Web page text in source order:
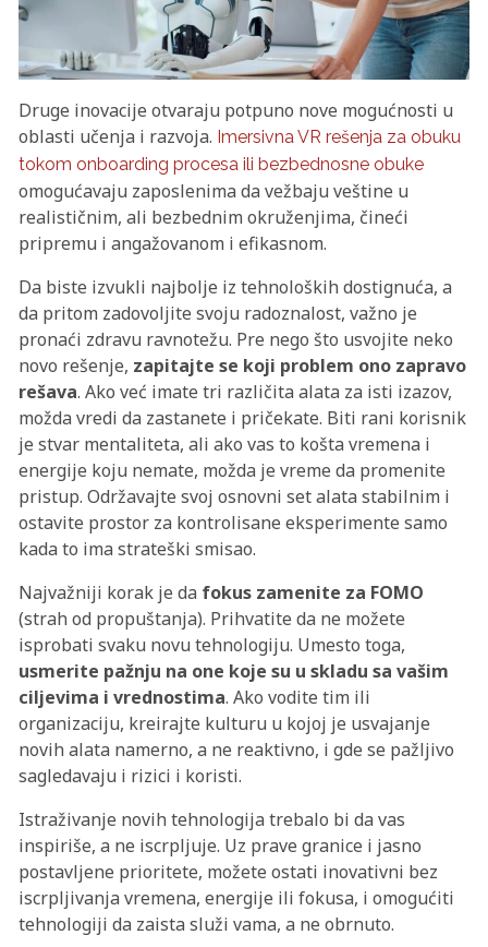
Druge inovacije otvaraju potpuno nove mogućnosti u
oblasti učenja i razvoja. Imersivna VR rešenja za obuku
tokom onboarding procesa ili bezbednosne obuke
omogućavaju zaposlenima da vežbaju veštine u
realističnim, ali bezbednim okruženjima, čineći
pripremu i angažovanom i efikasnom.
Da biste izvukli najbolje iz tehnoloških dostignuća, a
da pritom zadovoljite svoju radoznalost, važno je
pronaći zdravu ravnotežu. Pre nego što usvojite neko
novo rešenje, zapitajte se koji problem ono zapravo
rešava. Ako već imate tri različita alata za isti izazov,
možda vredi da zastanete i pričekate. Biti rani korisnik
je stvar mentaliteta, ali ako vas to košta vremena i
energije koju nemate, možda je vreme da promenite
pristup. Održavajte svoj osnovni set alata stabilnim i
ostavite prostor za kontrolisane eksperimente samo
kada to ima strateški smisao.
Najvažniji korak je da fokus zamenite za FOMO
(strah od propuštanja). Prihvatite da ne možete
isprobati svaku novu tehnologiju. Umesto toga,
usmerite pažnju na one koje su u skladu sa vašim
ciljevima i vrednostima. Ako vodite tim ili
organizaciju, kreirajte kulturu u kojoj je usvajanje
novih alata namerno, a ne reaktivno, i gde se pažljivo
sagledavaju i rizici i koristi.
Istraživanje novih tehnologija trebalo bi da vas
inspiriše, a ne iscrpljuje. Uz prave granice i jasno
postavljene prioritete, možete ostati inovativni bez
iscrpljivanja vremena, energije ili fokusa, i omogućiti
tehnologiji da zaista služi vama, a ne obrnuto.